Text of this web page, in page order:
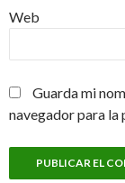
Web
Guarda mi
navegador para la